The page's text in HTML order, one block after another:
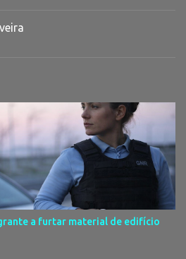
a furtar material de edifício